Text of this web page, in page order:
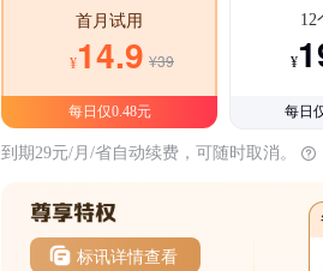
首月试用
¥14.9 ¥39
每日仅0.48元
12
¥
每日
到期29元/月/省自动续费，可随时取消。
标讯详情查看